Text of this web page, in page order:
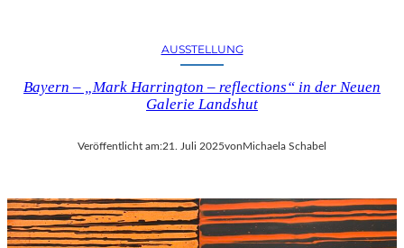
AUSSTELLUNG
Bayern – „Mark Harrington – reflections“ in der Neuen
Galerie Landshut
Veröffentlicht am:21. Juli 2025vonMichaela Schabel